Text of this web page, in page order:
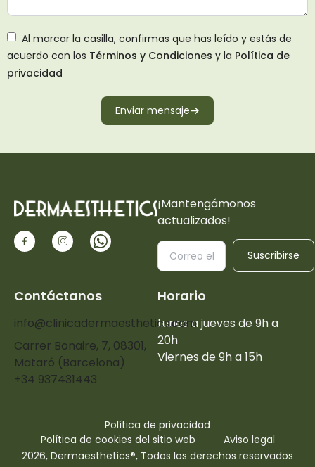
Al marcar la casilla, confirmas que has leído y estás de
acuerdo con los Términos y Condiciones y la Política de
privacidad
Enviar mensaje
¡Mantengámonos
actualizados!
Suscribirse
Horario
Lunes a jueves de 9h a
20h
Viernes de 9h a 15h
Contáctanos
+34 937431443
info@clinicadermaesthetics.com
Carrer Bonaire, 7, 08301,
Mataró (Barcelona)
Política de privacidad
Política de cookies del sitio web
Aviso legal
2026, Dermaesthetics®, Todos los derechos reservados